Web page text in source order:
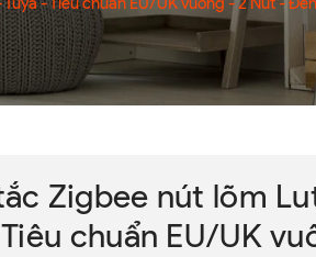
Zigbee nút lõm
chuẩn EU/UK